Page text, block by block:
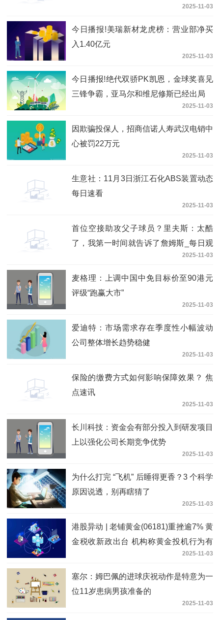
2025-11-03
今日播报!美瑞新材龙虎榜：营业部净买
入1.40亿元
2025-11-03
今日播报!绝代双骄PK凯恩，金球奖喜见
三锋争霸，亚马尔和维尼修斯已经出局
2025-11-03
因欺骗投保人，招商信诺人寿武汉电销中
心被罚22万元
2025-11-03
生意社：11月3日浙江石化ABS装置动态
每日速看
2025-11-03
首位空接助攻父子球员？里夫斯：太酷
了，我第一时间就告诉了詹姆斯_每日观
2025-11-03
麦格理：上调中国中免目标价至90港元
评级“跑赢大市”
2025-11-03
爱迪特：市场需求存在季度性小幅波动
公司整体增长趋势稳健
2025-11-03
保险的缴费方式如何影响保障效果？ 焦
点速讯
2025-11-03
长川科技：资金会有部分投入到研发项目
上以强化公司长期竞争优势
2025-11-03
为什么打完 “飞机” 后睡得更香？3 个科学
原因说透，别再瞎猜了
2025-11-03
港股异动 | 老铺黄金(06181)重挫逾7% 黄
金税收新政出台 机构称黄金投机行为有
2025-11-03
塞尔：姆巴佩的进球庆祝动作是特意为一
位11岁患病男孩准备的
2025-11-03